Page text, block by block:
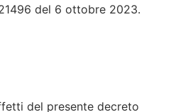
del 6 ottobre 2023.
del presente decreto